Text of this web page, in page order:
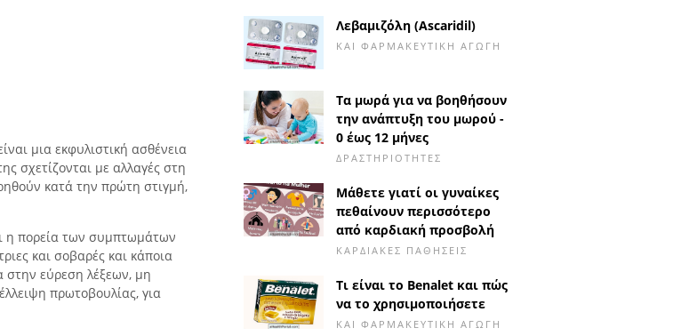
μια εκφυλιστική ασθένεια
σχετίζονται με αλλαγές στη
κατά την πρώτη στιγμή,
η πορεία των συμπτωμάτων
και σοβαρές και κάποια
στην εύρεση λέξεων, μη
πρωτοβουλίας, για
Λεβαμιζόλη (Ascaridil)
ΚΑΙ ΦΑΡΜΑΚΕΥΤΙΚΉ ΑΓΩΓΉ
Τα μωρά για να βοηθήσουν
την ανάπτυξη του μωρού -
0 έως 12 μήνες
ΔΡΑΣΤΗΡΙΌΤΗΤΕΣ
Μάθετε γιατί οι γυναίκες
πεθαίνουν περισσότερο
από καρδιακή προσβολή
ΚΑΡΔΙΑΚΈΣ ΠΑΘΉΣΕΙΣ
Τι είναι το Benalet και πώς
να το χρησιμοποιήσετε
ΚΑΙ ΦΑΡΜΑΚΕΥΤΙΚΉ ΑΓΩΓΉ